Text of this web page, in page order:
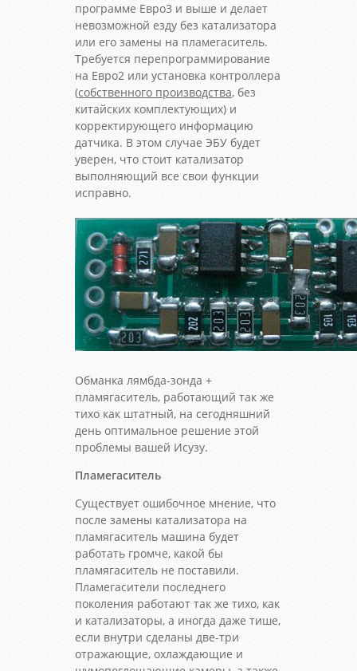
программе Евро3 и выше и делает
невозможной езду без катализатора
или его замены на пламегаситель.
Требуется перепрограммирование
на Евро2 или установка контроллера
(собственного производства, без
китайских комплектующих) и
корректирующего информацию
датчика. В этом случае ЭБУ будет
уверен, что стоит катализатор
выполняющий все свои функции
исправно.
Обманка лямбда-зонда +
пламягаситель, работающий так же
тихо как штатный, на сегодняшний
день оптимальное решение этой
проблемы вашей Исузу.
Пламегаситель
Существует ошибочное мнение, что
после замены катализатора на
пламягаситель машина будет
работать громче, какой бы
пламягаситель не поставили.
Пламегасители последнего
поколения работают так же тихо, как
и катализаторы, а иногда даже тише,
если внутри сделаны две-три
отражающие, охлаждающие и